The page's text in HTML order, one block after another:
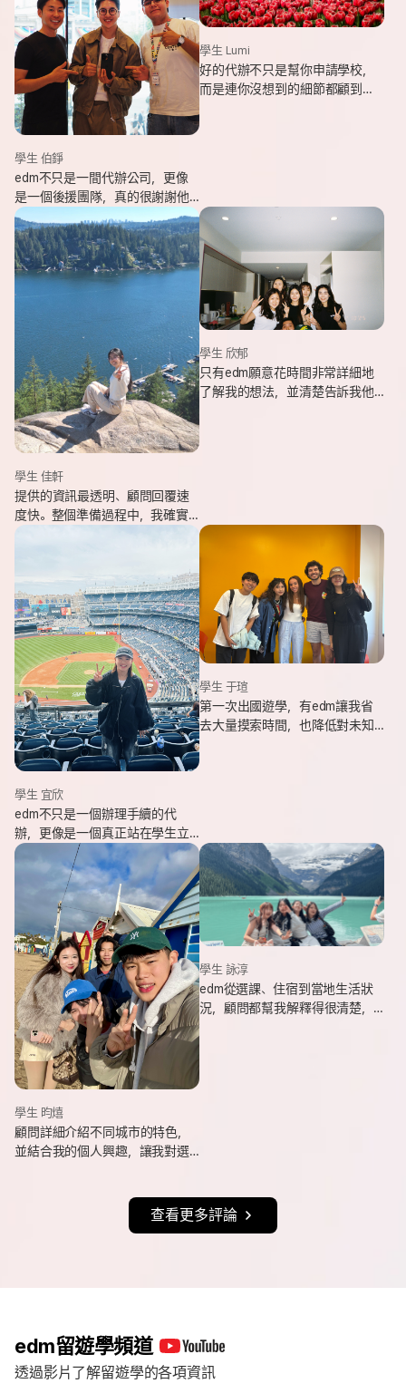
學生 伯錚
edm不只是一間代辦公司，更像
是一個後援團隊，真的很謝謝他
們的幫忙，讓我能安心出發，去
追逐我一直想完成的留遊學夢
想。
學生 Lumi
好的代辦不只是幫你申請學校，
而是連你沒想到的細節都顧到
學生 佳軒
提供的資訊最透明、顧問回覆速
度快。整個準備過程中，我確實
也感受到edm的用心與專業。抵
學生 欣郁
只有edm願意花時間非常詳細地
了解我的想法，並清楚告訴我他
學生 宜欣
edm不只是一個辦理手續的代
辦，更像是一個真正站在學生立
場、陪伴並支持你完成留遊學夢
想的夥伴。這也是我會想推薦
edm的原因。
學生 于瑄
第一次出國遊學，有edm讓我省
去大量摸索時間，也降低對未知
學生 昀熺
顧問詳細介紹不同城市的特色，
並結合我的個人興趣，讓我對選
學生 詠淳
edm從選課、住宿到當地生活狀
況，顧問都幫我解釋得很清楚，
查看更多評論
edm留遊學頻道
透過影片了解留遊學的各項資訊